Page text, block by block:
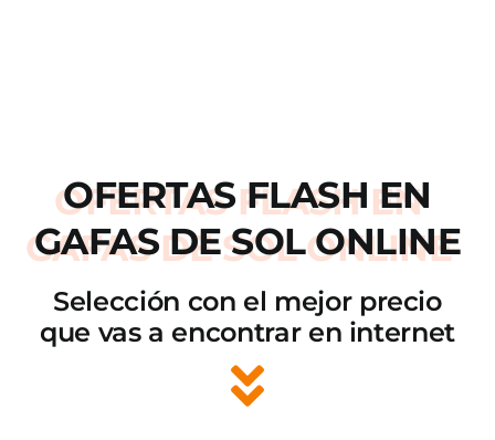
OFERTAS FLASH EN
GAFAS DE SOL ONLINE
Selección con el mejor precio
que vas a encontrar en internet